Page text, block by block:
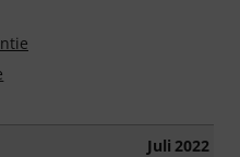
Juli 2022